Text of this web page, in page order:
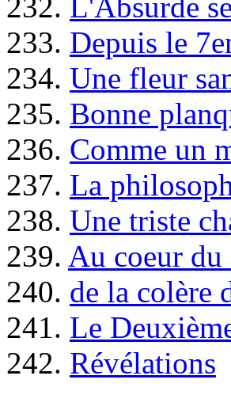
233. Depuis le
234. Une fleur
235. Bonne
236. Comme un
237. La
238. Une triste
239. Au coeur
240. de la colère
241. Le
242. Révélations